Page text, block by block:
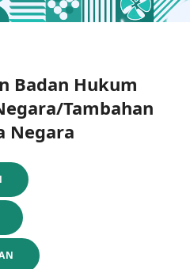
Badan Hukum
Tambahan
Negara